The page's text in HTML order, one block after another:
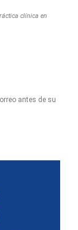
clínica en
antes de su